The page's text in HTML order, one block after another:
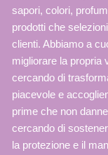
sapori, colori,
prodotti che
clienti. Abbiamo a
migliorare la propria
cercando di
piacevole e
prime che non
cercando di
la protezione e il